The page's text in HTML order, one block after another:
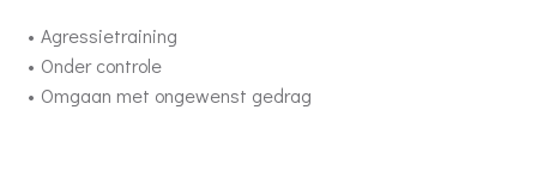
Agressietraining
Onder controle
Omgaan met ongewenst gedrag